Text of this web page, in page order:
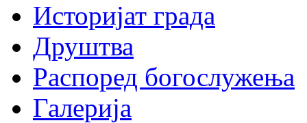
Историјат града
Друштва
Распоред богослужења
Галерија